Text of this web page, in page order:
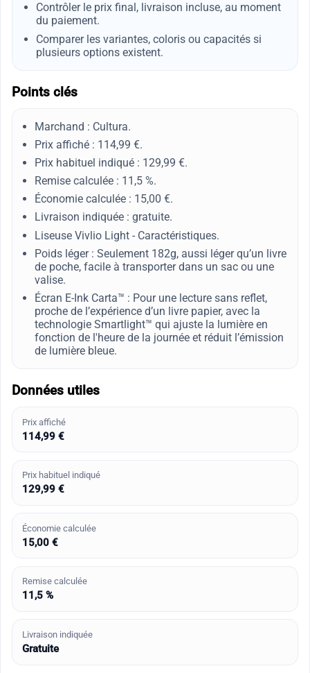
Contrôler le prix final, livraison incluse, au moment
du paiement.
Comparer les variantes, coloris ou capacités si
plusieurs options existent.
Points clés
Marchand : Cultura.
Prix affiché : 114,99 €.
Prix habituel indiqué : 129,99 €.
Remise calculée : 11,5 %.
Économie calculée : 15,00 €.
Livraison indiquée : gratuite.
Liseuse Vivlio Light - Caractéristiques.
Poids léger : Seulement 182g, aussi léger qu’un livre
de poche, facile à transporter dans un sac ou une
valise.
Écran E-Ink Carta™ : Pour une lecture sans reflet,
proche de l’expérience d’un livre papier, avec la
technologie Smartlight™ qui ajuste la lumière en
fonction de l'heure de la journée et réduit l’émission
de lumière bleue.
Données utiles
Prix affiché
114,99 €
Prix habituel indiqué
129,99 €
Économie calculée
15,00 €
Remise calculée
11,5 %
Livraison indiquée
Gratuite